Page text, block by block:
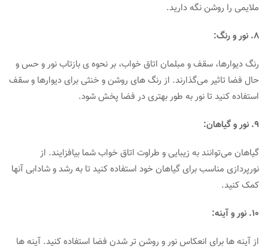
ملایمی را روشن نگه دارید.
8. نور و رنگ:
رنگ دیوارها، سقف و مبلمان اتاق خواب، بر نحوه ی بازتاب نور و حس و
حال فضا تاثیر می‌گذارند. از رنگ ‌های روشن و خنثی برای دیوارها و سقف
استفاده کنید تا نور به طور بهتری در فضا پخش شود.
9. نور و گیاهان:
گیاهان می‌توانند به زیبایی و طراوت اتاق خواب شما بیافزایند. از
نورپردازی مناسب برای گیاهان خود استفاده کنید تا به رشد و شادابی آنها
کمک کنید.
10. نور و آینه:
از آینه ‌ها برای انعکاس نور و روشن ‌تر شدن فضا استفاده کنید. آینه ‌ها